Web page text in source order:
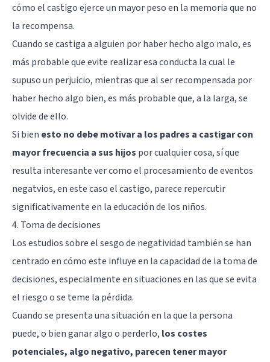
cómo el castigo ejerce un mayor peso en la memoria que no
la recompensa.
Cuando se castiga a alguien por haber hecho algo malo, es
más probable que evite realizar esa conducta la cual le
supuso un perjuicio, mientras que al ser recompensada por
haber hecho algo bien, es más probable que, a la larga, se
olvide de ello.
Si bien esto no debe motivar a los padres a castigar con
mayor frecuencia a sus hijos por cualquier cosa, sí que
resulta interesante ver como el procesamiento de eventos
negatvios, en este caso el castigo, parece repercutir
significativamente en la educación de los niños.
4. Toma de decisiones
Los estudios sobre el sesgo de negatividad también se han
centrado en cómo este influye en la capacidad de la toma de
decisiones, especialmente en situaciones en las que se evita
el riesgo o se teme la pérdida.
Cuando se presenta una situación en la que la persona
puede, o bien ganar algo o perderlo, los costes
potenciales, algo negativo, parecen tener mayor